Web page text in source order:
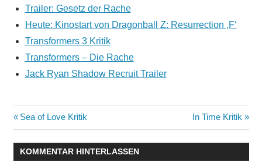
Trailer: Gesetz der Rache
Heute: Kinostart von Dragonball Z: Resurrection ‚F‘
Transformers 3 Kritik
Transformers – Die Rache
Jack Ryan Shadow Recruit Trailer
Beitragsnavigation
Vorheriger
Beitrag:
Sea of Love Kritik
Nächster
Beitrag:
In Time Kritik
KOMMENTAR HINTERLASSEN